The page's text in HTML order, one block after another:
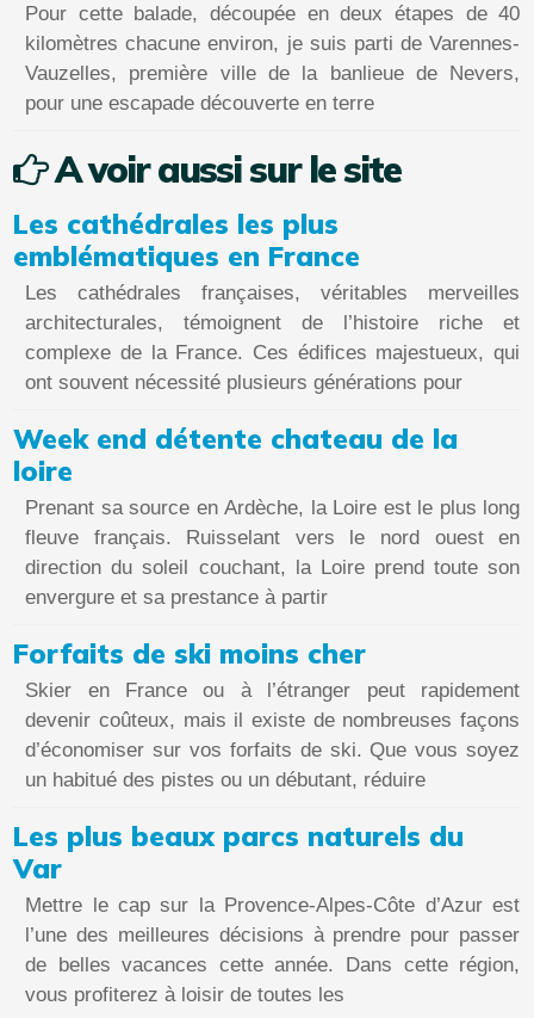
Pour cette balade, découpée en deux étapes de 40
kilomètres chacune environ, je suis parti de Varennes-
Vauzelles, première ville de la banlieue de Nevers,
pour une escapade découverte en terre
A voir aussi sur le site
Les cathédrales les plus
emblématiques en France
Les cathédrales françaises, véritables merveilles
architecturales, témoignent de l’histoire riche et
complexe de la France. Ces édifices majestueux, qui
ont souvent nécessité plusieurs générations pour
Week end détente chateau de la
loire
Prenant sa source en Ardèche, la Loire est le plus long
fleuve français. Ruisselant vers le nord ouest en
direction du soleil couchant, la Loire prend toute son
envergure et sa prestance à partir
Forfaits de ski moins cher
Skier en France ou à l’étranger peut rapidement
devenir coûteux, mais il existe de nombreuses façons
d’économiser sur vos forfaits de ski. Que vous soyez
un habitué des pistes ou un débutant, réduire
Les plus beaux parcs naturels du
Var
Mettre le cap sur la Provence-Alpes-Côte d’Azur est
l’une des meilleures décisions à prendre pour passer
de belles vacances cette année. Dans cette région,
vous profiterez à loisir de toutes les